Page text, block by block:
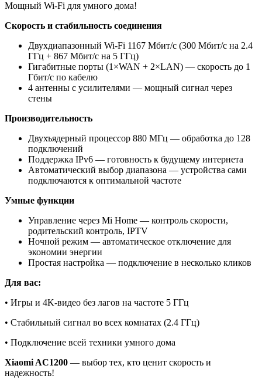
Мощный Wi-Fi для умного дома!
Скорость и стабильность соединения
Двухдиапазонный Wi-Fi 1167 Мбит/с (300 Мбит/с на 2.4
ГГц + 867 Мбит/с на 5 ГГц)
Гигабитные порты (1×WAN + 2×LAN) — скорость до 1
Гбит/с по кабелю
4 антенны с усилителями — мощный сигнал через
стены
Производительность
Двухъядерный процессор 880 МГц — обработка до 128
подключений
Поддержка IPv6 — готовность к будущему интернета
Автоматический выбор диапазона — устройства сами
подключаются к оптимальной частоте
Умные функции
Управление через Mi Home — контроль скорости,
родительский контроль, IPTV
Ночной режим — автоматическое отключение для
экономии энергии
Простая настройка — подключение в несколько кликов
Для вас:
• Игры и 4K-видео без лагов на частоте 5 ГГц
• Стабильный сигнал во всех комнатах (2.4 ГГц)
• Подключение всей техники умного дома
Xiaomi AC1200 — выбор тех, кто ценит скорость и
надежность!